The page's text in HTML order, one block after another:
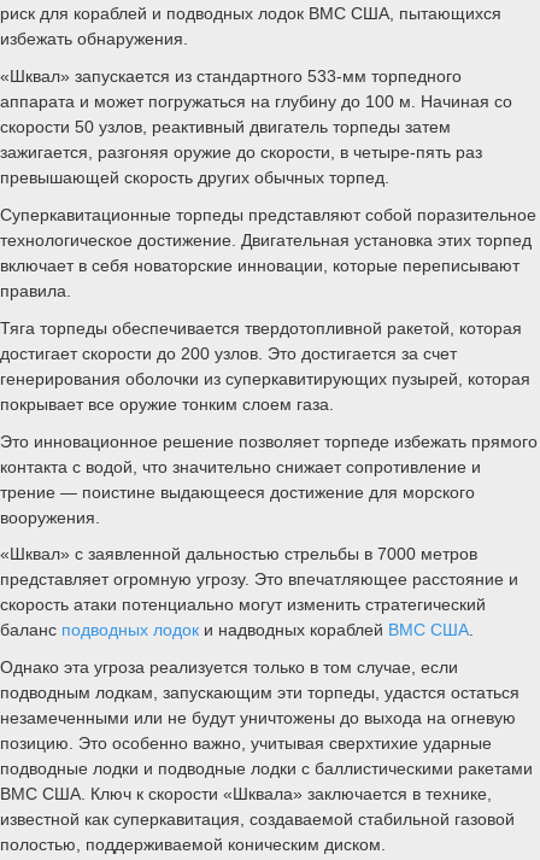
риск для кораблей и подводных лодок ВМС США, пытающихся
избежать обнаружения.
«Шквал» запускается из стандартного 533-мм торпедного
аппарата и может погружаться на глубину до 100 м. Начиная со
скорости 50 узлов, реактивный двигатель торпеды затем
зажигается, разгоняя оружие до скорости, в четыре-пять раз
превышающей скорость других обычных торпед.
Суперкавитационные торпеды представляют собой поразительное
технологическое достижение. Двигательная установка этих торпед
включает в себя новаторские инновации, которые переписывают
правила.
Тяга торпеды обеспечивается твердотопливной ракетой, которая
достигает скорости до 200 узлов. Это достигается за счет
генерирования оболочки из суперкавитирующих пузырей, которая
покрывает все оружие тонким слоем газа.
Это инновационное решение позволяет торпеде избежать прямого
контакта с водой, что значительно снижает сопротивление и
трение — поистине выдающееся достижение для морского
вооружения.
«Шквал» с заявленной дальностью стрельбы в 7000 метров
представляет огромную угрозу. Это впечатляющее расстояние и
скорость атаки потенциально могут изменить стратегический
баланс подводных лодок и надводных кораблей ВМС США.
Однако эта угроза реализуется только в том случае, если
подводным лодкам, запускающим эти торпеды, удастся остаться
незамеченными или не будут уничтожены до выхода на огневую
позицию. Это особенно важно, учитывая сверхтихие ударные
подводные лодки и подводные лодки с баллистическими ракетами
ВМС США. Ключ к скорости «Шквала» заключается в технике,
известной как суперкавитация, создаваемой стабильной газовой
полостью, поддерживаемой коническим диском.